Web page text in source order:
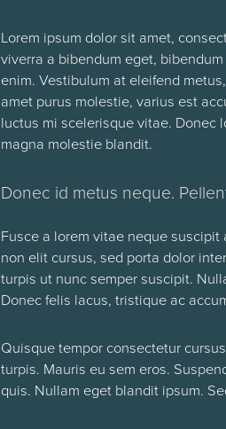
Lorem ipsum dolor sit amet,
viverra a bibendum eget,
enim. Vestibulum at eleifend
amet purus molestie, varius est
luctus mi scelerisque vitae. Donec
magna molestie blandit.
Donec id metus neque.
Fusce a lorem vitae neque
non elit cursus, sed porta dolor
turpis ut nunc semper suscipit.
Donec felis lacus, tristique ac
Quisque tempor consectetur
turpis. Mauris eu sem eros.
quis. Nullam eget blandit ipsum.